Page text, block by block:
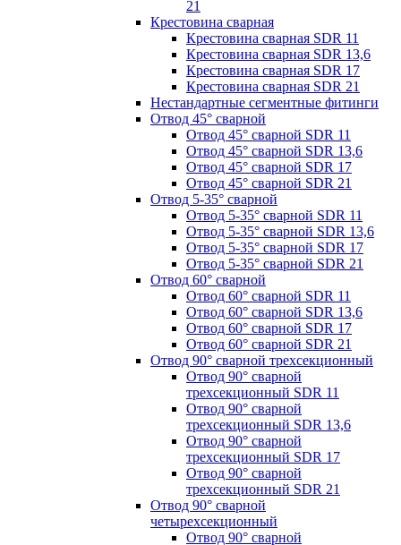
21
Крестовина сварная
Крестовина сварная SDR 11
Крестовина сварная SDR 13,6
Крестовина сварная SDR 17
Крестовина сварная SDR 21
Нестандартные сегментные фитинги
Отвод 45° сварной
Отвод 45° сварной SDR 11
Отвод 45° сварной SDR 13,6
Отвод 45° сварной SDR 17
Отвод 45° сварной SDR 21
Отвод 5-35° сварной
Отвод 5-35° сварной SDR 11
Отвод 5-35° сварной SDR 13,6
Отвод 5-35° сварной SDR 17
Отвод 5-35° сварной SDR 21
Отвод 60° сварной
Отвод 60° сварной SDR 11
Отвод 60° сварной SDR 13,6
Отвод 60° сварной SDR 17
Отвод 60° сварной SDR 21
Отвод 90° сварной трехсекционный
Отвод 90° сварной
трехсекционный SDR 11
Отвод 90° сварной
трехсекционный SDR 13,6
Отвод 90° сварной
трехсекционный SDR 17
Отвод 90° сварной
трехсекционный SDR 21
Отвод 90° сварной
четырехсекционный
Отвод 90° сварной